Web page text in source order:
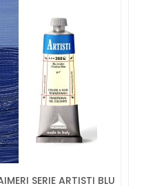
SERIE ARTISTI BLU